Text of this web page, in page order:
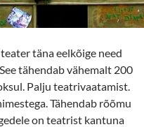
täna eelkõige need
tähendab vähemalt 200
Palju teatrivaatamist.
Tähendab rõõmu
on teatrist kantuna